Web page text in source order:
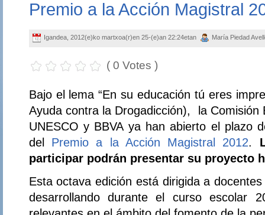
Premio a la Acción Magistral
Igandea, 2012(e)ko martxoa(r)en 25-(e)an 22:24etan María Piedad
( 0 Votes )
Bajo el lema “En su educación tú eres
Ayuda contra la Drogadicción), la Comisión
UNESCO y BBVA ya han abierto el plazo
delPremio a la Acción Magistral 2012.
participar podrán presentar su proyecto
Esta octava edición está dirigida a
desarrollando durante el curso escolar